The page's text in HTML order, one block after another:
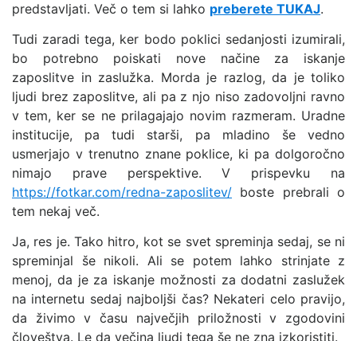
predstavljati. Več o tem si lahko preberete TUKAJ.
Tudi zaradi tega, ker bodo poklici sedanjosti izumirali,
bo potrebno poiskati nove načine za iskanje
zaposlitve in zaslužka. Morda je razlog, da je toliko
ljudi brez zaposlitve, ali pa z njo niso zadovoljni ravno
v tem, ker se ne prilagajajo novim razmeram. Uradne
institucije, pa tudi starši, pa mladino še vedno
usmerjajo v trenutno znane poklice, ki pa dolgoročno
nimajo prave perspektive. V prispevku na
https://fotkar.com/redna-zaposlitev/ boste prebrali o
tem nekaj več.
Ja, res je. Tako hitro, kot se svet spreminja sedaj, se ni
spreminjal še nikoli. Ali se potem lahko strinjate z
menoj, da je za iskanje možnosti za dodatni zaslužek
na internetu sedaj najboljši čas? Nekateri celo pravijo,
da živimo v času največjih priložnosti v zgodovini
človeštva. Le da večina ljudi tega še ne zna izkoristiti.